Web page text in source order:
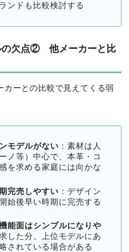
ンドも比較検討する
の欠点② 他メーカーと比
カーとの比較で見えてくる弱
モデルがない ：素材は人
ノ等）中心で、本革・コ
を求める家庭には向かな
完売しやすい ：デザイン
始後早い時期に完売する
能面はシンプルになりや
した分、上位モデルにあ
されている場合がある